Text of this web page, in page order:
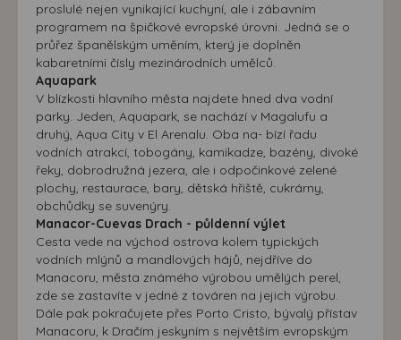
proslulé nejen vynikající kuchyní, ale i zábavním
programem na špičkové evropské úrovni. Jedná se o
průřez španělským uměním, který je doplněn
kabaretními čísly mezinárodních umělců.
Aquapark
V blízkosti hlavního města najdete hned dva vodní
parky. Jeden, Aquapark, se nachází v Magalufu a
druhý, Aqua City v El Arenalu. Oba na- bízí řadu
vodních atrakcí, tobogány, kamikadze, bazény, divoké
řeky, dobrodružná jezera, ale i odpočinkové zelené
plochy, restaurace, bary, dětská hřiště, cukrárny,
obchůdky se suvenýry.
Manacor-Cuevas Drach - půldenní výlet
Cesta vede na východ ostrova kolem typických
vodních mlýnů a mandlových hájů, nejdříve do
Manacoru, města známého výrobou umělých perel,
zde se zastavíte v jedné z továren na jejich výrobu.
Dále pak pokračujete přes Porto Cristo, bývalý přístav
Manacoru, k Dračím jeskyním s největším evropským